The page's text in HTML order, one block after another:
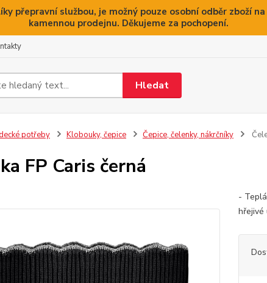
přepravní službou, je možný pouze osobní odběr zboží
kamennou prodejnu. Děkujeme za pochopení.
Hledat
potřeby Klobouky, čepice Čepice, čelenky, nákrčníky
FP Caris černá
-
hřejivé